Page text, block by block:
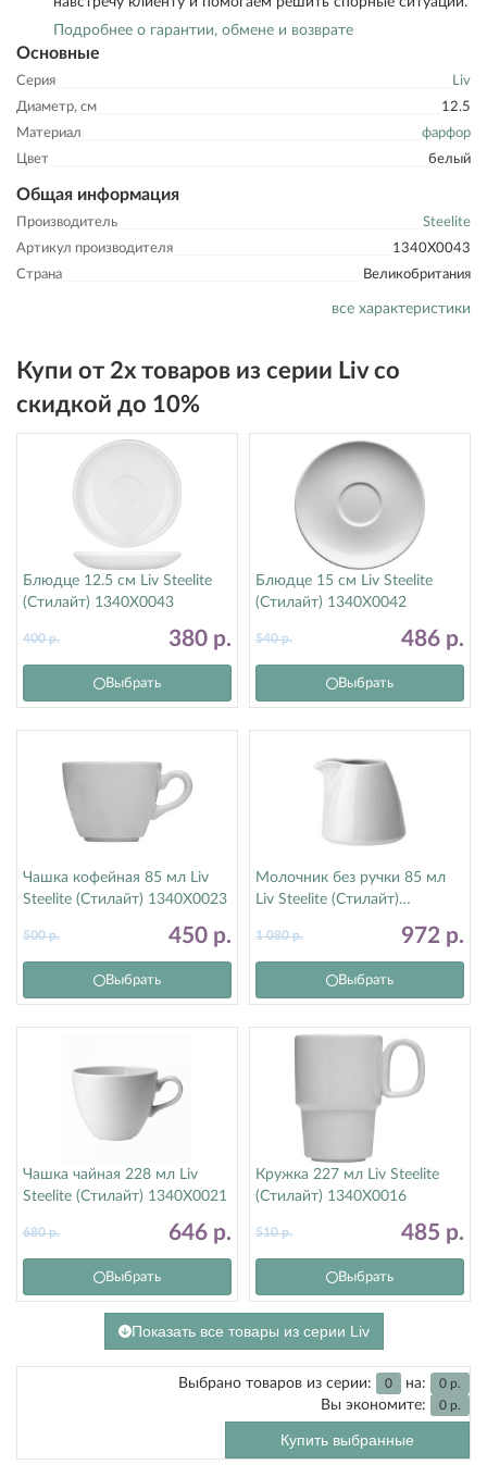
Основные
Серия
Liv
Диаметр, см
12.5
Материал
фарфор
Цвет
белый
Общая информация
Производитель
Steelite
Артикул производителя
1340X0043
Страна
Великобритания
все характеристики
Подробнее о гарантии, обмене и возврате
Купи от 2х товаров из серии Liv со
скидкой до 10%
Блюдце 12.5 см Liv Steelite
(Стилайт) 1340X0043
380 р.
400р.
Выбрать
Блюдце 15 см Liv Steelite
(Стилайт) 1340X0042
486 р.
540р.
Выбрать
Чашка кофейная 85 мл Liv
Steelite (Стилайт) 1340X0023
450 р.
500р.
Выбрать
Молочник без ручки 85 мл
Liv Steelite (Стилайт)
972 р.
1 080р.
Выбрать
Чашка чайная 228 мл Liv
Steelite (Стилайт) 1340X0021
646 р.
680р.
Выбрать
Кружка 227 мл Liv Steelite
(Стилайт) 1340X0016
485 р.
510р.
Выбрать
Показать все товары из серии Liv
Выбрано товаров из серии: 0 на: 0 р.
Вы экономите: 0 р.
Купить выбранные